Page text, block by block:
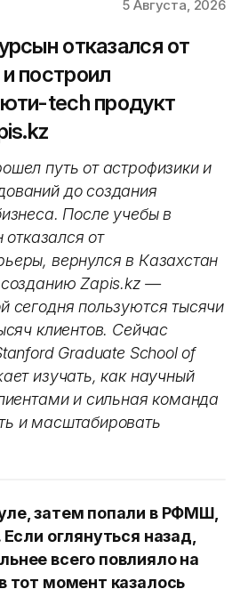
5 Августа, 2026
отказался от
построил
tech продукт
путь от астрофизики и
до создания
После учебы в
от
вернулся в Казахстан
созданию Zapis.kz —
сегодня пользуются тысячи
клиентов. Сейчас
Graduate School of
изучать, как научный
и сильная команда
и масштабировать
затем попали в РФМШ,
оглянуться назад,
всего повлияло на
тот момент казалось